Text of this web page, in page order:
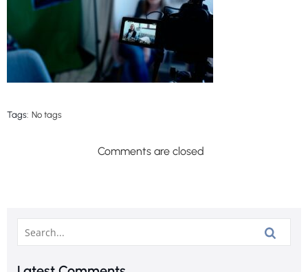
Tags: No tags
Comments are closed